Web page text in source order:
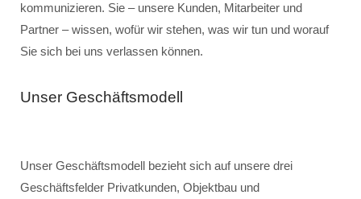
kommunizieren. Sie – unsere Kunden, Mitarbeiter und
Partner – wissen, wofür wir stehen, was wir tun und worauf
Sie sich bei uns verlassen können.
Unser Geschäftsmodell
Unser Geschäftsmodell bezieht sich auf unsere drei
Geschäftsfelder Privatkunden, Objektbau und